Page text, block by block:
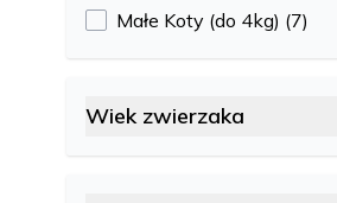
Małe Koty (do 4kg) (7)
Wiek zwierzaka